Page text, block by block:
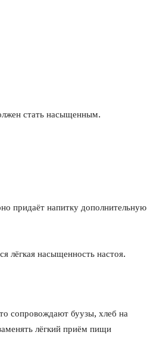
стать насыщенным.
придаёт напитку дополнительную
лёгкая насыщенность настоя.
сопровождают буузы, хлеб на
лёгкий приём пищи